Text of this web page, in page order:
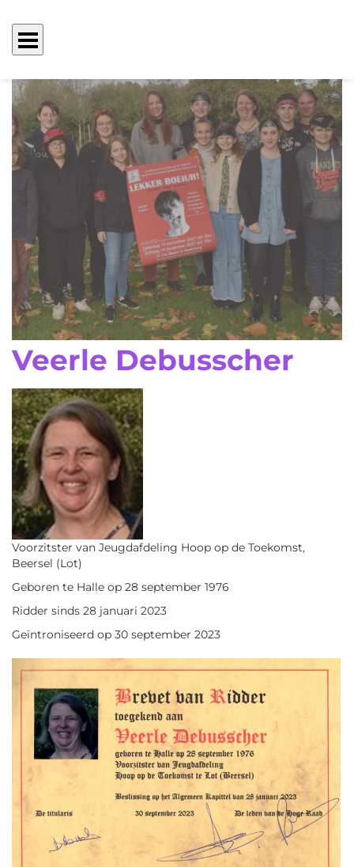
Veerle Debusscher
Voorzitster van Jeugdafdeling Hoop op de Toekomst,
Beersel (Lot)
Geboren te Halle op 28 september 1976
Ridder sinds 28 januari 2023
Geïntroniseerd op 30 september 2023